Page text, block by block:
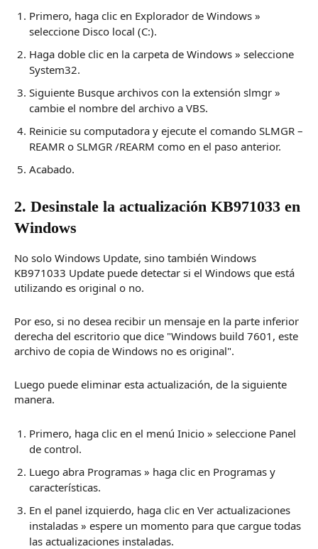
Primero, haga clic en Explorador de Windows »
seleccione Disco local (C:).
Haga doble clic en la carpeta de Windows » seleccione
System32.
Siguiente Busque archivos con la extensión slmgr »
cambie el nombre del archivo a VBS.
Reinicie su computadora y ejecute el comando SLMGR –
REAMR o SLMGR /REARM como en el paso anterior.
Acabado.
2. Desinstale la actualización KB971033 en
Windows
No solo Windows Update, sino también Windows
KB971033 Update puede detectar si el Windows que está
utilizando es original o no.
Por eso, si no desea recibir un mensaje en la parte inferior
derecha del escritorio que dice "Windows build 7601, este
archivo de copia de Windows no es original".
Luego puede eliminar esta actualización, de la siguiente
manera.
Primero, haga clic en el menú Inicio » seleccione Panel
de control.
Luego abra Programas » haga clic en Programas y
características.
En el panel izquierdo, haga clic en Ver actualizaciones
instaladas » espere un momento para que cargue todas
las actualizaciones instaladas.